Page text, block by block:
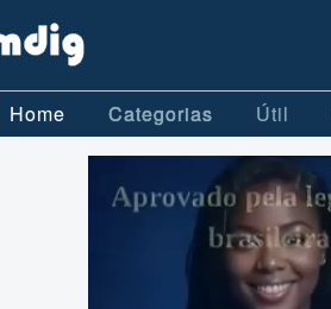
Home Categorias Útil